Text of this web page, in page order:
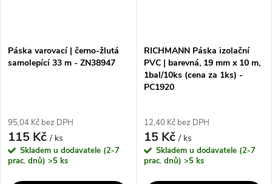
Páska varovací | černo-žlutá
samolepící 33 m - ZN38947
95,04 Kč bez DPH
115 Kč/ ks
Skladem u dodavatele (2-7
prac. dnů) >5 ks
RICHMANN Páska izolační
PVC | barevná, 19 mm x 10 m,
1bal/10ks (cena za 1ks) -
PC1920
12,40 Kč bez DPH
15 Kč/ ks
Skladem u dodavatele (2-7
prac. dnů) >5 ks